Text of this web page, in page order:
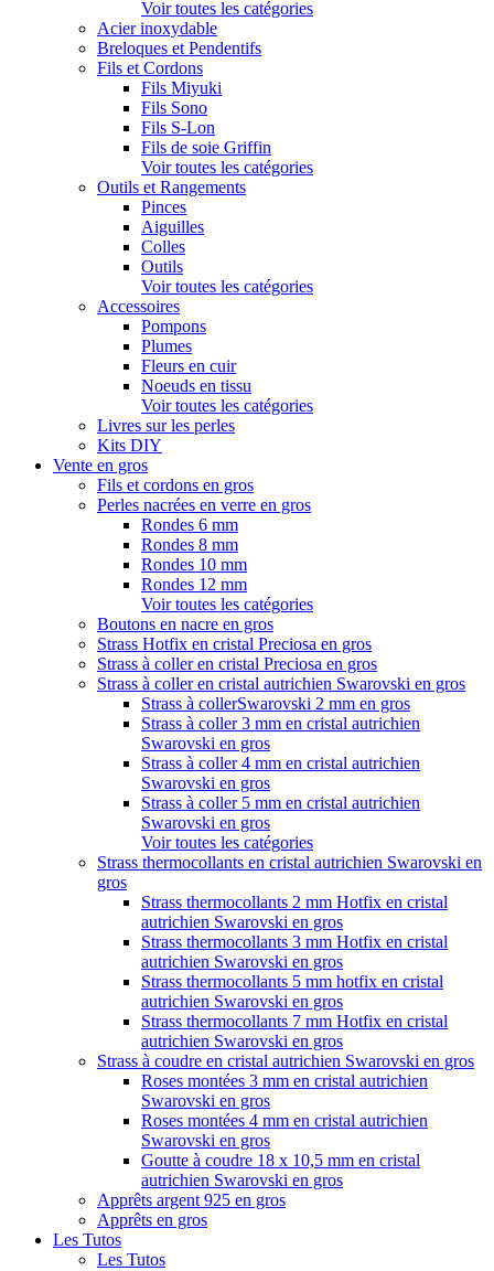
Voir toutes les catégories
Acier inoxydable
Breloques et Pendentifs
Fils et Cordons
Fils Miyuki
Fils Sono
Fils S-Lon
Fils de soie Griffin
Voir toutes les catégories
Outils et Rangements
Pinces
Aiguilles
Colles
Outils
Voir toutes les catégories
Accessoires
Pompons
Plumes
Fleurs en cuir
Noeuds en tissu
Voir toutes les catégories
Livres sur les perles
Kits DIY
Vente en gros
Fils et cordons en gros
Perles nacrées en verre en gros
Rondes 6 mm
Rondes 8 mm
Rondes 10 mm
Rondes 12 mm
Voir toutes les catégories
Boutons en nacre en gros
Strass Hotfix en cristal Preciosa en gros
Strass à coller en cristal Preciosa en gros
Strass à coller en cristal autrichien Swarovski en gros
Strass à collerSwarovski 2 mm en gros
Strass à coller 3 mm en cristal autrichien
Swarovski en gros
Strass à coller 4 mm en cristal autrichien
Swarovski en gros
Strass à coller 5 mm en cristal autrichien
Swarovski en gros
Voir toutes les catégories
Strass thermocollants en cristal autrichien Swarovski en
gros
Strass thermocollants 2 mm Hotfix en cristal
autrichien Swarovski en gros
Strass thermocollants 3 mm Hotfix en cristal
autrichien Swarovski en gros
Strass thermocollants 5 mm hotfix en cristal
autrichien Swarovski en gros
Strass thermocollants 7 mm Hotfix en cristal
autrichien Swarovski en gros
Strass à coudre en cristal autrichien Swarovski en gros
Roses montées 3 mm en cristal autrichien
Swarovski en gros
Roses montées 4 mm en cristal autrichien
Swarovski en gros
Goutte à coudre 18 x 10,5 mm en cristal
autrichien Swarovski en gros
Apprêts argent 925 en gros
Apprêts en gros
Les Tutos
Les Tutos